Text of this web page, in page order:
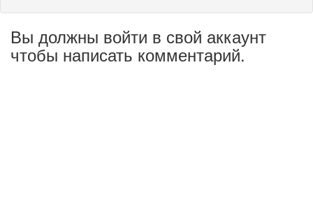
Вы должны войти в свой аккаунт
чтобы написать комментарий.